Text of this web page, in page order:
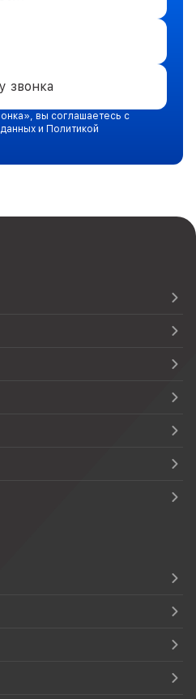
звонка
вы соглашаетесь с
и Политикой